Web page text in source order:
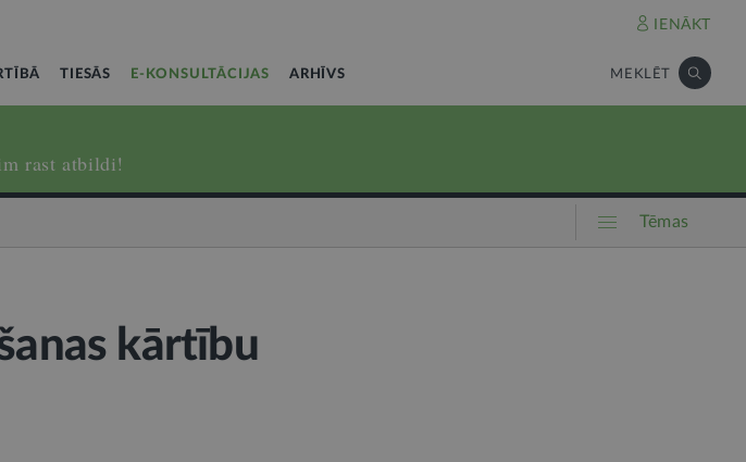
IENĀKT
TIESĀS E-KONSULTĀCIJAS ARHĪVS MEKLĒT
rast atbildi!
Tēmas
kārtību